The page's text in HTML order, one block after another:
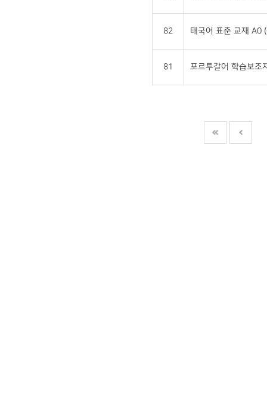
82 태국어 표준 교재 A0
81 포르투갈어 학습보조